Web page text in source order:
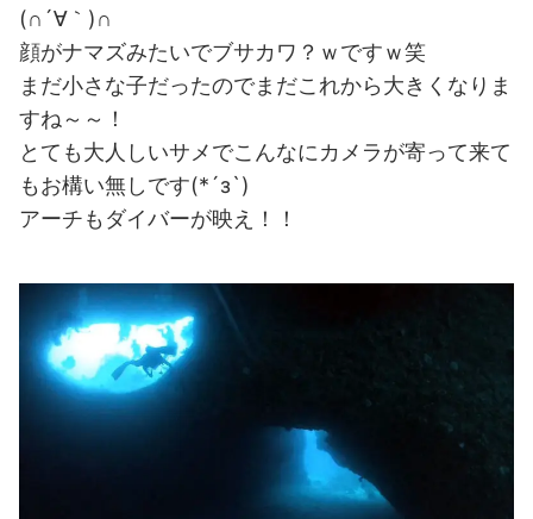
(∩´∀｀)∩
顔がナマズみたいでブサカワ？ｗですｗ笑
まだ小さな子だったのでまだこれから大きくなりま
すね～～！
とても大人しいサメでこんなにカメラが寄って来て
もお構い無しです(*´з`)
アーチもダイバーが映え！！